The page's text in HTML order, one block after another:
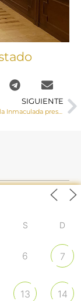
SIGUIENTE
Gran Vigilia de la Inmaculada presidida por Monseñor José Mª Yanguas
S D
6 7
13 14